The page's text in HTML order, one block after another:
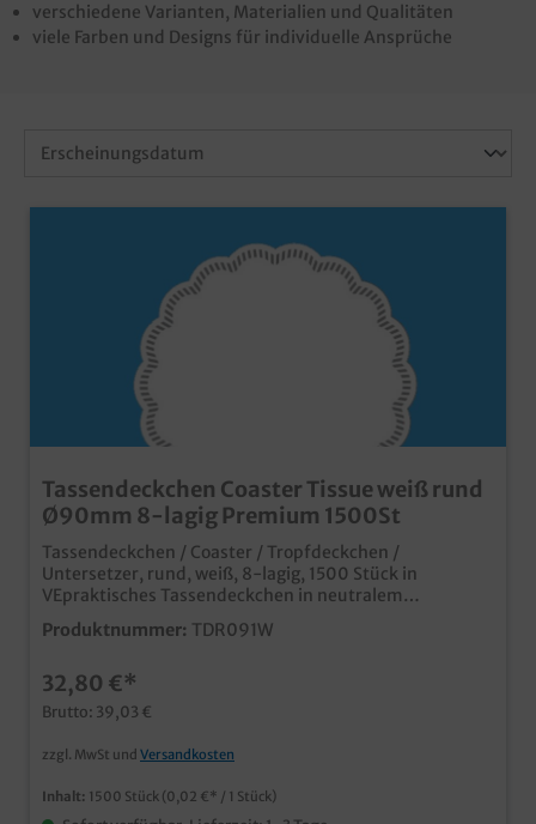
verschiedene Varianten, Materialien und Qualitäten
viele Farben und Designs für individuelle Ansprüche
Tassendeckchen Coaster Tissue weiß rund
Ø90mm 8-lagig Premium 1500St
Tassendeckchen / Coaster / Tropfdeckchen /
Untersetzer, rund, weiß, 8-lagig, 1500 Stück in
VEpraktisches Tassendeckchen in neutralem
weißsaugstarkes Tissue Papier mit 8 Lagenideale
Lösung für Café, Hotel, Bäckerei und Cateringauch
Druckanfrage
Produktnummer: TDR091W
32,80 €*
Brutto: 39,03 €
zzgl. MwSt und Versandkosten
Inhalt: 1500 Stück (0,02 €* / 1 Stück)